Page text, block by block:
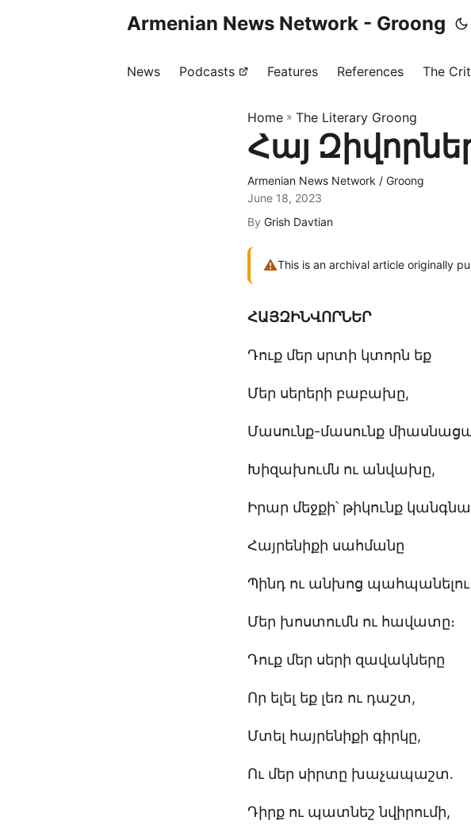
Armenian News Network - Groong
News Podcasts Features References The
Home » The Literary Groong
Հայ
Armenian News Network / Groong
June 18, 2023
By Grish Davtian
⚠This is an archival article originally
ՀԱՅԶԻՆՎՈՐՆԵՐ
Դուք մեր սրտի կտորն եք
Մեր սերերի բաբախը,
Մասունք-մասունք
Խիզախումն ու անվախը,
Իրար մեջքի՝ թիկունք
Հայրենիքի սահմանը
Պինդ ու անխոց պահպանելու
Մեր խոստումն ու հավատը։
Դուք մեր սերի զավակները
Որ ելել եք լեռ ու դաշտ,
Մտել հայրենիքի գիրկը,
Ու մեր սիրտը խաչապաշտ․
Դիրք ու պատնեշ նվիրումի,